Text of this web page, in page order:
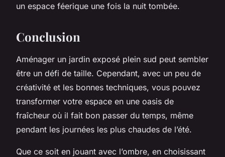
un espace féerique une fois la nuit tombée.
Conclusion
Aménager un jardin exposé plein sud peut sembler
être un défi de taille. Cependant, avec un peu de
créativité et les bonnes techniques, vous pouvez
transformer votre espace en une oasis de
fraîcheur où il fait bon passer du temps, même
pendant les journées les plus chaudes de l’été.
Que ce soit en jouant avec l’ombre, en choisissant